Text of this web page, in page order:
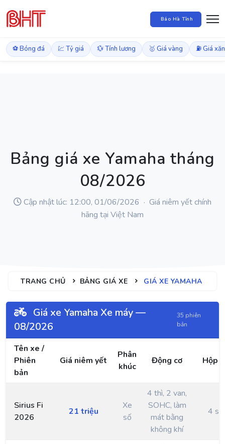
Báo Hà Tĩnh
⚽ Bóng đá 💹 Tỷ giá 💱 Tính lương 🥇 Giá vàng ⛽ Giá
Bảng giá xe Yamaha tháng
08/2026
Cập nhật lúc: 12:00, 01/06/2026 · Giá niêm yết chính
hãng tại Việt Nam
TRANG CHỦ BẢNG GIÁ XE GIÁ XE YAMAHA
Giá xe Yamaha Xe máy —
08/2026
35 phiên
bản
Tên xe /
Phiên
bản
Giá niêm yết
Phân
khúc
Động cơ Hộp
Sirius Fi
2026
21 triệu
Xe
số
4 thì, 2 van,
SOHC, làm
mát bằng
không khí
4 số